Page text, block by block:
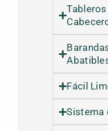
Fácil
Sistema